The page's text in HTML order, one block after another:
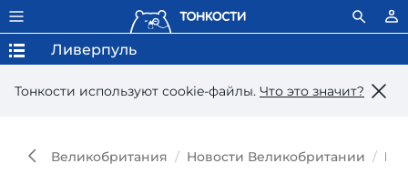
Тонкости используют сookie-файлы. Что это значит?
Ливерпуль
Великобритания Новости Великобритании В